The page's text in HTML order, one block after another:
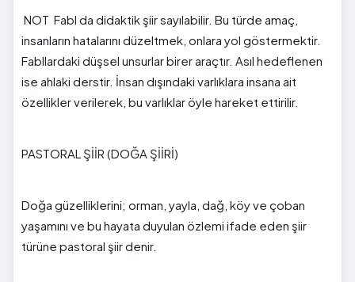
NOT Fabl da didaktik şiir sayılabilir. Bu türde amaç,
insanların hatalarını düzeltmek, onlara yol göstermektir.
Fabllardaki düşsel unsurlar birer araçtır. Asıl hedeflenen
ise ahlaki derstir. İnsan dışındaki varlıklara insana ait
özellikler verilerek, bu varlıklar öyle hareket ettirilir.
PASTORAL ŞİİR (DOĞA ŞİİRİ)
Doğa güzelliklerini; orman, yayla, dağ, köy ve çoban
yaşamını ve bu hayata duyulan özlemi ifade eden şiir
türüne pastoral şiir denir.